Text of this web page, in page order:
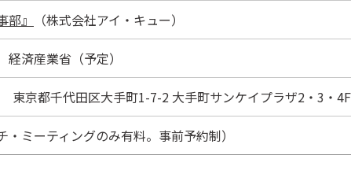
部』 （株式会社アイ・キュー）
済産業省（予定）
京都千代田区大手町1-7-2 大手町サンケイプラザ2・3・4F
・ミーティングのみ有料。事前予約制）